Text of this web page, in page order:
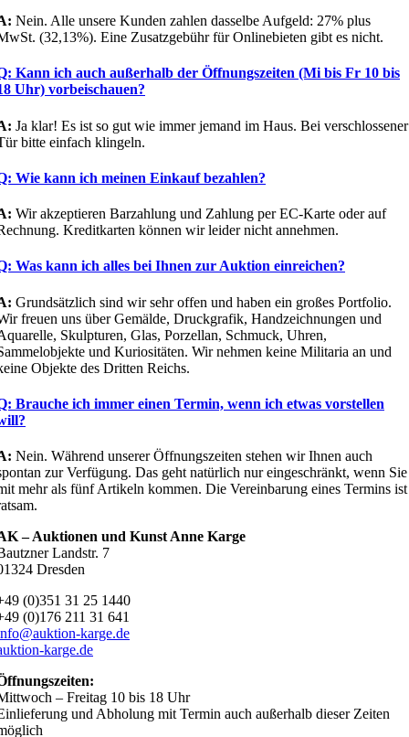
Nein. Alle unsere Kunden zahlen dasselbe Aufgeld: 27% plus
(32,13%). Eine Zusatzgebühr für Onlinebieten gibt es nicht.
Kann ich auch außerhalb der Öffnungszeiten (Mi bis Fr 10 bis
Uhr) vorbeischauen?
Ja klar! Es ist so gut wie immer jemand im Haus. Bei verschlossener
bitte einfach klingeln.
Wie kann ich meinen Einkauf bezahlen?
Wir akzeptieren Barzahlung und Zahlung per EC-Karte oder auf
Kreditkarten können wir leider nicht annehmen.
Was kann ich alles bei Ihnen zur Auktion einreichen?
Grundsätzlich sind wir sehr offen und haben ein großes Portfolio.
freuen uns über Gemälde, Druckgrafik, Handzeichnungen und
Skulpturen, Glas, Porzellan, Schmuck, Uhren,
und Kuriositäten. Wir nehmen keine Militaria an und
Objekte des Dritten Reichs.
Brauche ich immer einen Termin, wenn ich etwas vorstellen
Nein. Während unserer Öffnungszeiten stehen wir Ihnen auch
zur Verfügung. Das geht natürlich nur eingeschränkt, wenn Sie
mehr als fünf Artikeln kommen. Die Vereinbarung eines Termins ist
– Auktionen und Kunst Anne Karge
Landstr. 7
Dresden
(0)351 31 25 1440
(0)176 211 31 641
karge.de
karge.de
– Freitag 10 bis 18 Uhr
und Abholung mit Termin auch außerhalb dieser Zeiten